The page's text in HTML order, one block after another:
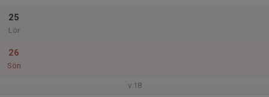
25
Lör
26
Sön
v.18